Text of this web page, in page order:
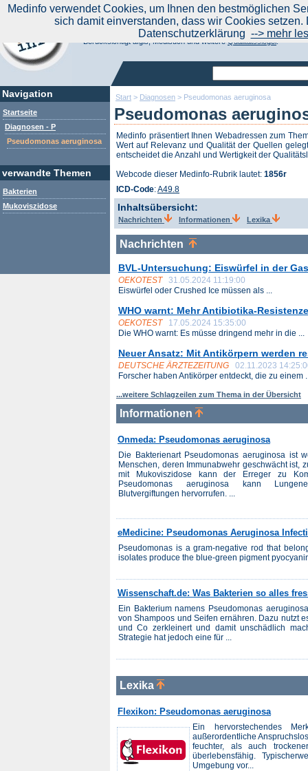
Start > Diagnosen > Pseudomonas aeruginosa
Pseudomonas
Medinfo präsentiert Ihnen Webadressen zum
Wert auf Relevanz und Qualität der Quellen
entscheidet die Anzahl und Wertigkeit der
Webcode dieser Medinfo-Rubrik lautet: 1856r
ICD-Code:A49.8
Inhaltsübersicht:
Nachrichten Informationen Lexika
Nachrichten
BVL-Untersuchung: Eiswürfel in der
OEKOTEST
31.05.2024 11:19:00
Eiswürfel oder Crushed Ice müssen als ...
WHO warnt: Mehr Antibiotika-
OEKOTEST
17.05.2024 15:35:00
Die WHO warnt: Es müsse dringend mehr in die ...
Neuer Ansatz: Mit Antikörpern werden
DEUTSCHE ÄRZTEZEITUNG
02.11.2023
Forscher haben Antikörper entdeckt, die zu einem
...weitere Schlagzeilen zum Thema in der Übersicht
Informationen
Onmeda: Pseudomonas aeruginosa
Die Bakterienart Pseudomonas aeruginosa ist
Menschen, deren Immunabwehr geschwächt ist,
mit Mukoviszidose kann der Erreger zu
Pseudomonas aeruginosa kann
Blutvergiftungen hervorrufen. ...
eMedicine: Pseudomonas Aeruginosa
Pseudomonas is a gram-negative rod that
isolates produce the blue-green pigment
Wissenschaft.de: Was Bakterien so alles
Ein Bakterium namens Pseudomonas
von Shampoos und Seifen ernähren. Dazu nutzt
und Co zerkleinert und damit unschädlich
Strategie hat jedoch eine für ...
Lexika
Flexikon: Pseudomonas aeruginosa
Ein hervorstechendes
außerordentliche
feuchter, als auch
überlebensfähig.
Umgebung vor...
Navigation
Startseite
Diagnosen - P
Pseudomonas aeruginosa
verwandte Themen
Bakterien
Mukoviszidose
Aktuelle Nachrichten|
Suchen Sie noch oder Finden Sie schon?
Medinfo.de - Meta-Portal für Gesundheitsthemen
Berücksichtigt afgis, Medisuch und weitereQualitätssiegel.
Medinfo verwendet Cookies, um Ihnen den bestmöglichen
sich damit einverstanden, dass wir Cookies
Datenschutzerklärung --> mehr